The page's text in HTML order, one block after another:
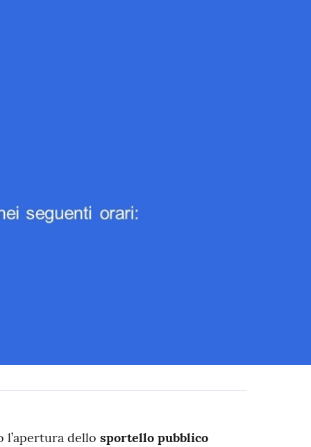
dello sportello pubblico